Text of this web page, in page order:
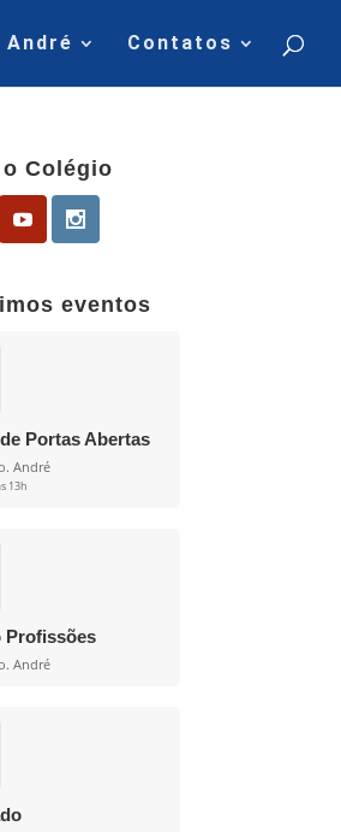
Contatos
Colégio
eventos
Portas Abertas
André
13h
Profissões
André